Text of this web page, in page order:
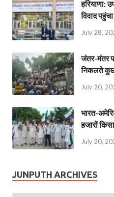
हरियाणा:
विवाद
July 28,
जंतर-मंतर
निकलते
July 20,
भारत-
हजारों
July 20,
JUNPUTH ARCHIVES